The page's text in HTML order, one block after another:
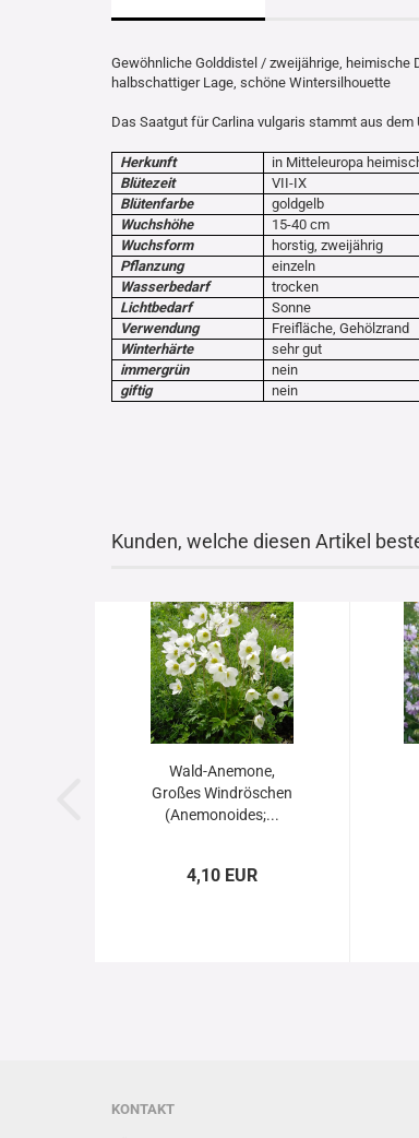
Gewöhnliche Golddistel / zweijährige, heimische
halbschattiger Lage, schöne Wintersilhouette
Das Saatgut für Carlina vulgaris stammt aus dem
Herkunft
in Mitteleuropa
Blütezeit
VII-IX
Blütenfarbe
goldgelb
Wuchshöhe
15-40 cm
Wuchsform
horstig, zweijährig
Pflanzung
einzeln
Wasserbedarf
trocken
Lichtbedarf
Sonne
Verwendung
Freifläche, Gehölzrand
Winterhärte
sehr gut
immergrün
nein
giftig
nein
Kunden, welche diesen Artikel
Wald-Anemone,
Großes Windröschen
(Anemonoides;...
4,10 EUR
KONTAKT